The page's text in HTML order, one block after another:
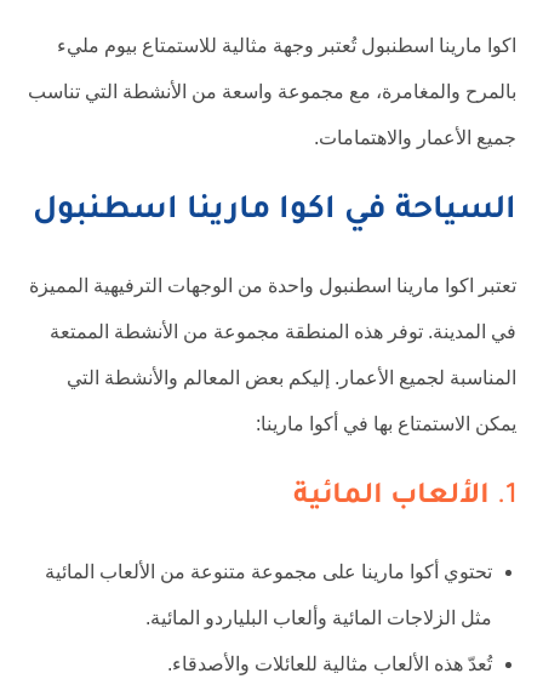
اكوا مارينا اسطنبول تُعتبر وجهة مثالية للاستمتاع بيوم مليء
بالمرح والمغامرة، مع مجموعة واسعة من الأنشطة التي تناسب
جميع الأعمار والاهتمامات.
السياحة في اكوا مارينا اسطنبول
تعتبر اكوا مارينا اسطنبول واحدة من الوجهات الترفيهية المميزة
في المدينة. توفر هذه المنطقة مجموعة من الأنشطة الممتعة
المناسبة لجميع الأعمار. إليكم بعض المعالم والأنشطة التي
يمكن الاستمتاع بها في أكوا مارينا:
1. الألعاب المائية
تحتوي أكوا مارينا على مجموعة متنوعة من الألعاب المائية
مثل الزلاجات المائية وألعاب البلياردو المائية.
تُعدّ هذه الألعاب مثالية للعائلات والأصدقاء.